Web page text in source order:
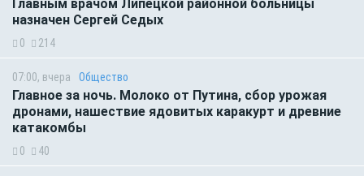
Главным врачом Липецкой районной больницы
назначен Сергей Седых
0 214
07:00, вчера Общество
Главное за ночь. Молоко от Путина, сбор урожая
дронами, нашествие ядовитых каракурт и древние
катакомбы
0 40